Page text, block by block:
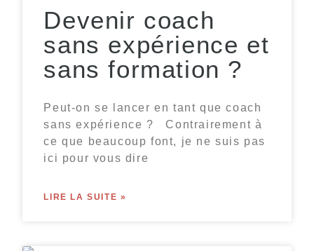
Devenir coach
sans expérience et
sans formation ?
Peut-on se lancer en tant que coach
sans expérience ? Contrairement à
ce que beaucoup font, je ne suis pas
ici pour vous dire
LIRE LA SUITE »